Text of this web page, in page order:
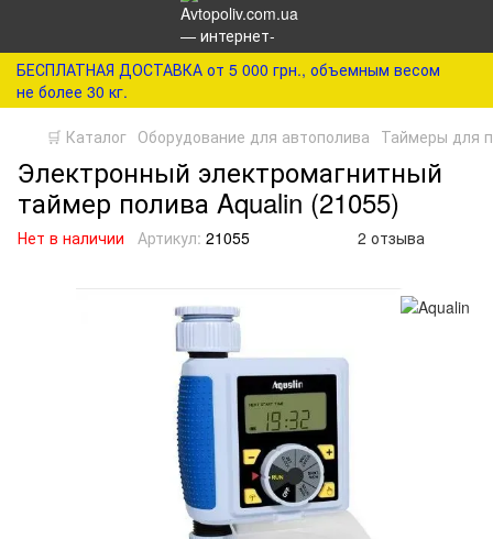
БЕСПЛАТНАЯ ДОСТАВКА от 5 000 грн., объемным весом
не более 30 кг.
🛒 Каталог Оборудование для автополива Таймеры для
Электронный электромагнитный
таймер полива Aqualin (21055)
Нет в наличии Артикул: 21055 2 отзыва